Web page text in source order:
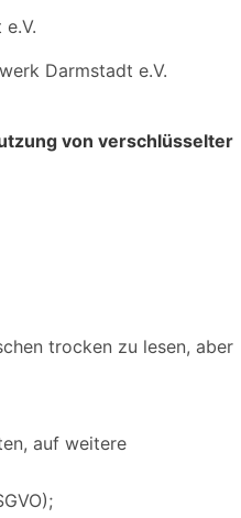
Darmstadt e.V.
von verschlüsselter
trocken zu lesen, aber
auf weitere